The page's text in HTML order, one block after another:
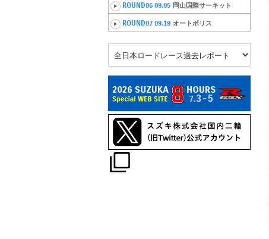
ROUND06 09.05 岡山国際サーキット
ROUND07 09.19 オートポリス